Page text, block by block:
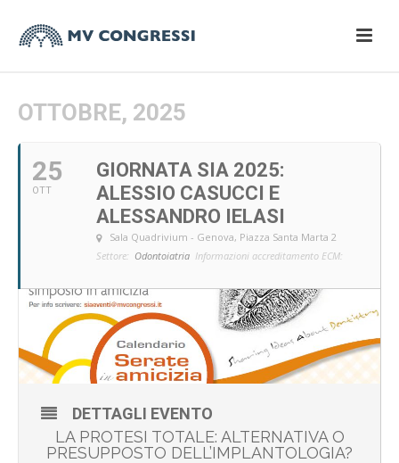
OTTOBRE, 2025
25
OTT
GIORNATA SIA 2025:
ALESSIO CASUCCI E
ALESSANDRO IELASI
Sala Quadrivium - Genova, Piazza Santa Marta 2
Settore: Odontoiatria Informazioni accreditamento ECM:
DETTAGLI EVENTO
LA PROTESI TOTALE: ALTERNATIVA O
PRESUPPOSTO DELL’IMPLANTOLOGIA?